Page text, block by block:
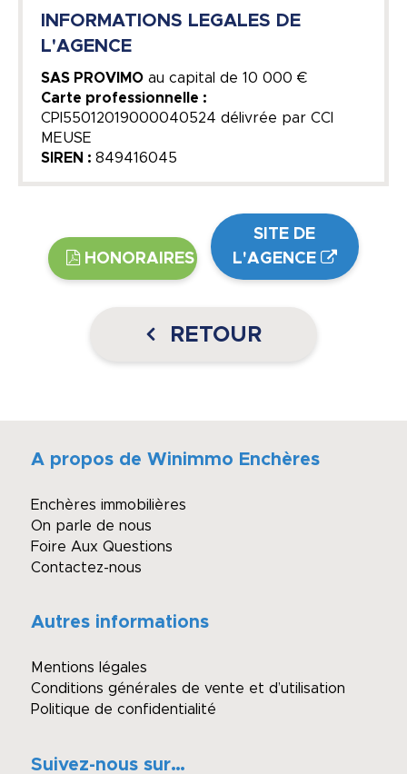
INFORMATIONS LEGALES DE
L'AGENCE
SAS PROVIMO au capital de 10 000 €
Carte professionnelle :
CPI55012019000040524 délivrée par CCI
MEUSE
SIREN : 849416045
HONORAIRES
SITE DE
L'AGENCE
RETOUR
A propos de Winimmo Enchères
Enchères immobilières
On parle de nous
Foire Aux Questions
Contactez-nous
Autres informations
Mentions légales
Conditions générales de vente et d’utilisation
Politique de confidentialité
Suivez-nous sur…